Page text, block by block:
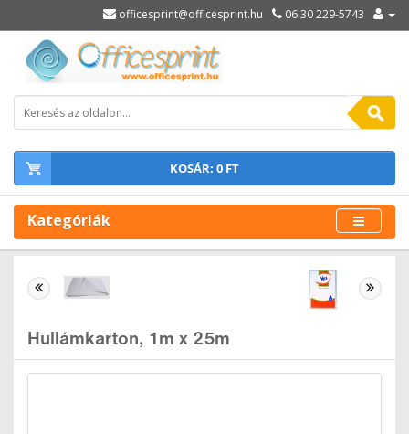
officesprint@officesprint.hu 06 30 229-5743
KOSÁR: 0 FT
Kategóriák
Hullámkarton, 1m x 25m